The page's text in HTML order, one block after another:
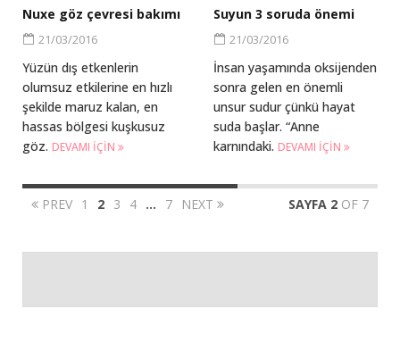
Nuxe göz çevresi bakımı
21/03/2016
Yüzün dış etkenlerin
olumsuz etkilerine en hızlı
şekilde maruz kalan, en
hassas bölgesi kuşkusuz
göz. DEVAMI IÇIN
Suyun 3 soruda önemi
21/03/2016
İnsan yaşamında oksijenden
sonra gelen en önemli
unsur sudur çünkü hayat
suda başlar. “Anne
karnındaki. DEVAMI IÇIN
PREV 1 2 3 4 … 7 NEXT SAYFA 2 OF 7